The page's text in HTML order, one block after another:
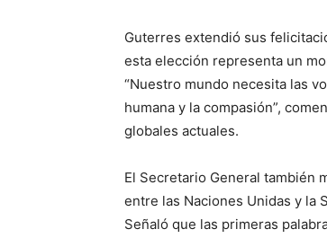
Guterres extendió sus
esta elección representa un
“Nuestro mundo necesita las
humana y la compasión”,
globales actuales.
El Secretario General también
entre las Naciones Unidas y la
Señaló que las primeras